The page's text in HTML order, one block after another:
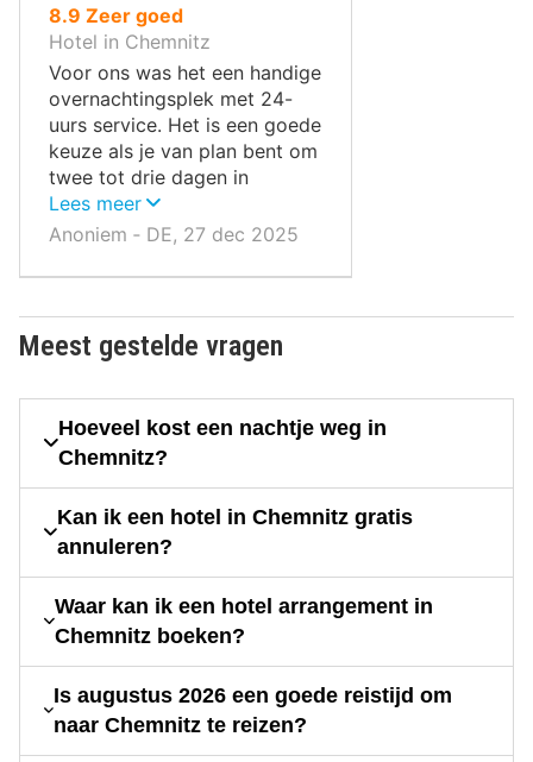
8.9 uit
10
,
Zeer goed
Hotel in Chemnitz
Voor ons was het een handige
overnachtingsplek met 24-
uurs service. Het is een goede
keuze als je van plan bent om
twee tot drie dagen in
Chemnitz te verblijven.
Lees meer
Anoniem ‐ DE, 27 dec 2025
Meest gestelde vragen
Hoeveel kost een nachtje weg in
Chemnitz?
Kan ik een hotel in Chemnitz gratis
annuleren?
Waar kan ik een hotel arrangement in
Chemnitz boeken?
Is augustus 2026 een goede reistijd om
naar Chemnitz te reizen?